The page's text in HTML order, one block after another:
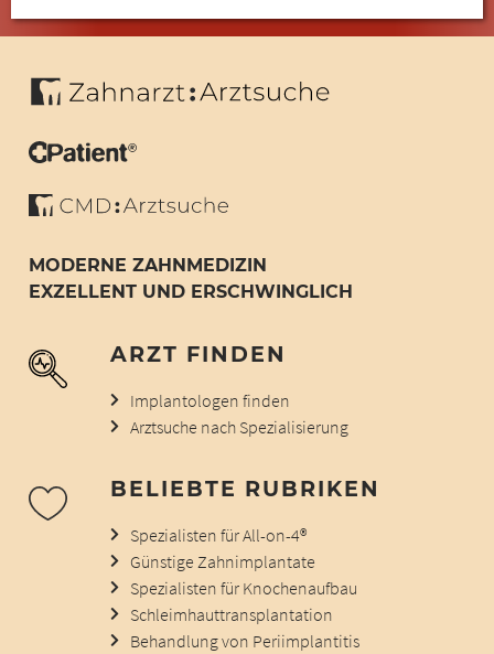
MODERNE ZAHNMEDIZIN
EXZELLENT UND ERSCHWINGLICH
ARZT FINDEN
Implantologen finden
Arztsuche nach Spezialisierung
BELIEBTE RUBRIKEN
Spezialisten für All-on-4®
Günstige Zahnimplantate
Spezialisten für Knochenaufbau
Schleimhauttransplantation
Behandlung von Periimplantitis